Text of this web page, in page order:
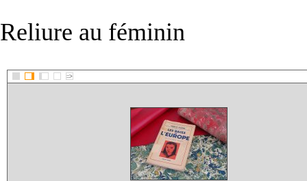
Reliure au féminin
::>